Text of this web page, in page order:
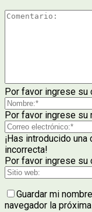
Por favor ingrese su
Por favor ingrese su
¡Has introducido
incorrecta!
Por favor ingrese su
Guardar mi
navegador la